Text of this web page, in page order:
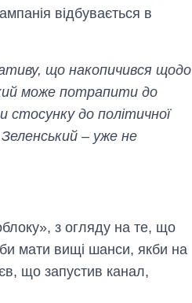
відбувається в
що накопичився щодо
може потрапити до
стосунку до політичної
– уже не
з огляду на те, що
би мати вищі шанси, якби на
що запустив канал,